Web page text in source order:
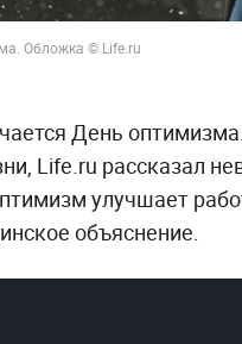
Обложка © Life.ru
День
Life.ru рассказал
улучшает
объяснение.